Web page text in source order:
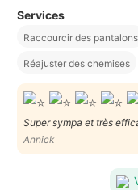
Services
Raccourcir des pantalons
Réajuster des chemises
Super sympa et très
vivement !!! ☺️
Annick